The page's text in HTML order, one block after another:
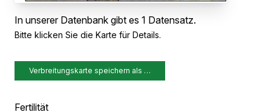
In unserer Datenbank gibt es 1 Datensatz.
Bitte klicken Sie die Karte für Details.
Verbreitungskarte speichern als …
Fertilität